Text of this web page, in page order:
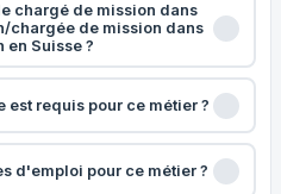
chargé de mission dans
chargée de mission dans
en Suisse ?
est requis pour ce métier ?
d'emploi pour ce métier ?